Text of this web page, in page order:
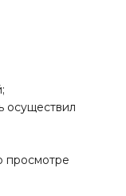
осуществил
просмотре